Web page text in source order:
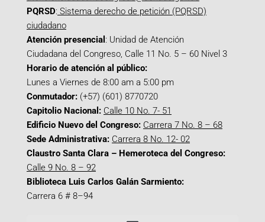
PQRSD: Sistema derecho de petición (PQRSD)
ciudadano
Atención presencial : Unidad de Atención
Ciudadana del Congreso, Calle 11 No. 5 – 60 Nivel 3
Horario de atención al público:
Lunes a Viernes de 8:00 am a 5:00 pm
Conmutador: (+57) (601) 8770720
Capitolio Nacional: Calle 10 No. 7- 51
Edificio Nuevo del Congreso: Carrera 7 No. 8 – 68
Sede Administrativa: Carrera 8 No. 12- 02
Claustro Santa Clara – Hemeroteca del Congreso:
Calle 9 No. 8 – 92
Biblioteca Luis Carlos Galán Sarmiento:
Carrera 6 # 8–94